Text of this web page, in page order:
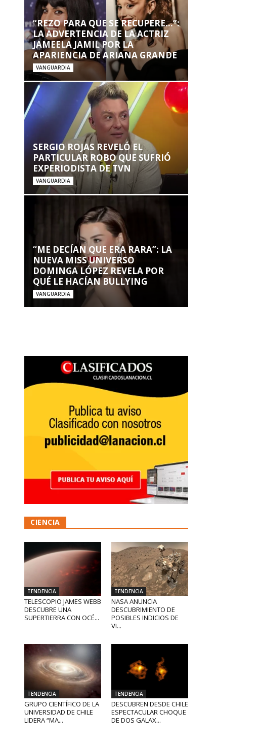
“REZO PARA QUE SE RECUPERE…”:
LA ADVERTENCIA DE LA ACTRIZ
JAMEELA JAMIL POR LA
APARIENCIA DE ARIANA GRANDE
VANGUARDIA
SERGIO ROJAS REVELÓ EL
PARTICULAR ROBO QUE SUFRIÓ
EXPERIODISTA DE TVN
VANGUARDIA
“ME DECÍAN QUE ERA RARA”: LA
NUEVA MISS UNIVERSO
DOMINGA LÓPEZ REVELA POR
QUÉ LE HACÍAN BULLYING
VANGUARDIA
CIENCIA
TENDENCIA
TELESCOPIO JAMES WEBB
DESCUBRE UNA
SUPERTIERRA CON OCÉ...
TENDENCIA
NASA ANUNCIA
DESCUBRIMIENTO DE
POSIBLES INDICIOS DE
VI...
TENDENCIA
GRUPO CIENTÍFICO DE LA
UNIVERSIDAD DE CHILE
LIDERA “MA...
TENDENCIA
DESCUBREN DESDE CHILE
ESPECTACULAR CHOQUE
DE DOS GALAX...